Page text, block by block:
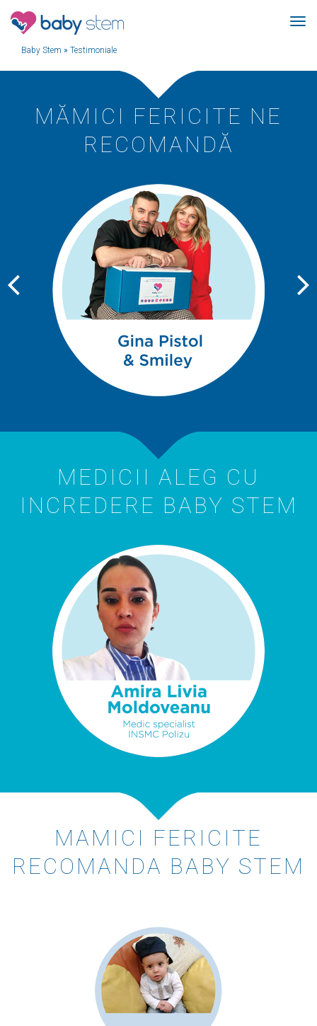
Baby Stem » Testimoniale
MĂMICI FERICITE NE
RECOMANDĂ
MEDICII ALEG CU
INCREDERE BABY STEM
MAMICI FERICITE
RECOMANDA BABY STEM